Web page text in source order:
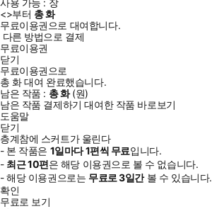
<>부터 총화
무료이용권으로 대여합니다.
다른 방법으로 결제
무료이용권
닫기
무료이용권으로
총 화대여 완료했습니다.
남은 작품 : 총화(원)
남은 작품 결제하기 대여한 작품 바로보기
도움말
닫기
층계참에 스커트가 울린다
- 본 작품은 1일마다1편씩 무료입니다.
- 최근10편은 해당 이용권으로 볼 수 없습니다.
- 해당 이용권으로는 무료로3일간볼 수 있습니다.
확인
무료로 보기